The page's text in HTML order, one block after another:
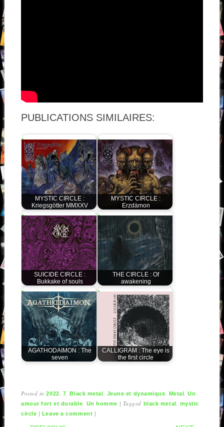
PUBLICATIONS SIMILAIRES:
MYSTIC CIRCLE :
Kriegsgötter MMXXV
MYSTIC CIRCLE :
Erzdämon
SUICIDE CIRCLE :
Bukkake of souls
THE CIRCLE : Of
awakening
AGATHODAIMON : The
seven
CALLIGRAM : The eye is
the first circle
Posted in2022 7 ,Black metal Jeune et dynamique Metal ,Un
amour fort et durable
Un homme | Tagged black metal
mystic
circle | Leave a comment |